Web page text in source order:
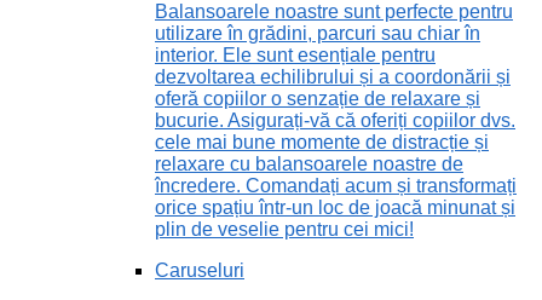
Balansoarele noastre sunt perfecte pentru
utilizare în grădini, parcuri sau chiar în
interior. Ele sunt esențiale pentru
dezvoltarea echilibrului și a coordonării și
oferă copiilor o senzație de relaxare și
bucurie. Asigurați-vă că oferiți copiilor dvs.
cele mai bune momente de distracție și
relaxare cu balansoarele noastre de
încredere. Comandați acum și transformați
orice spațiu într-un loc de joacă minunat și
plin de veselie pentru cei mici!
Caruseluri